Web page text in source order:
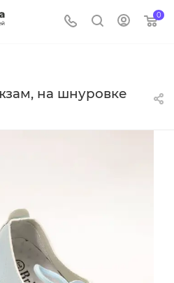
0
на шнуровке